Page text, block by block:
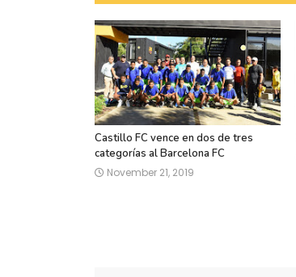
Castillo FC vence en dos de tres
categorías al Barcelona FC
November 21, 2019